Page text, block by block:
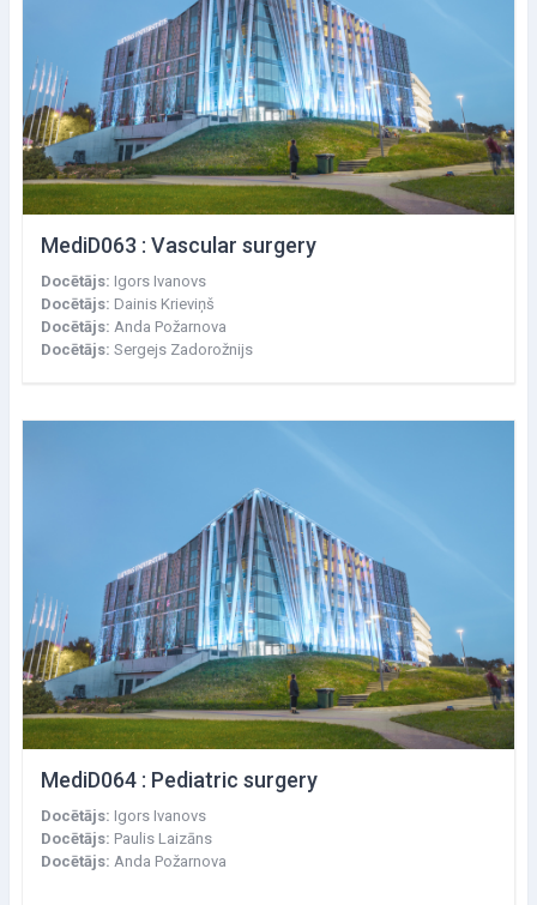
MediD063 : Vascular surgery
Docētājs: Igors Ivanovs
Docētājs: Dainis Krieviņš
Docētājs: Anda Požarnova
Docētājs: Sergejs Zadorožnijs
MediD064 : Pediatric surgery
Docētājs: Igors Ivanovs
Docētājs: Paulis Laizāns
Docētājs: Anda Požarnova